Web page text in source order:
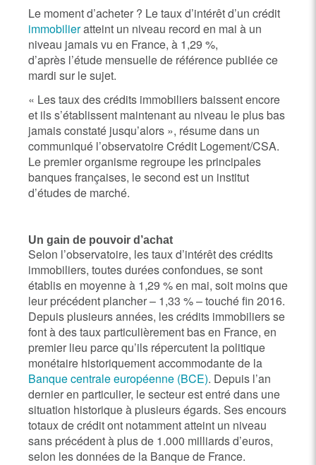
Le moment d’acheter ? Le taux d’intérêt d’un crédit
immobilieratteint un niveau record en mai à un
niveau jamais vu en France, à 1,29 %,
d’après l’étude mensuelle de référence publiée ce
mardi sur le sujet.
« Les taux des crédits immobiliers baissent encore
et ils s’établissent maintenant au niveau le plus bas
jamais constaté jusqu’alors », résume dans un
communiqué l’observatoire Crédit Logement/CSA.
Le premier organisme regroupe les principales
banques françaises, le second est un institut
d’études de marché.
Un gain de pouvoir d’achat
Selon l’observatoire, les taux d’intérêt des crédits
immobiliers, toutes durées confondues, se sont
établis en moyenne à 1,29 % en mai, soit moins que
leur précédent plancher – 1,33 % – touché fin 2016.
Depuis plusieurs années, les crédits immobiliers se
font à des taux particulièrement bas en France, en
premier lieu parce qu’ils répercutent la politique
monétaire historiquement accommodante de la
Banque centrale européenne (BCE). Depuis l’an
dernier en particulier, le secteur est entré dans une
situation historique à plusieurs égards. Ses encours
totaux de crédit ont notamment atteint un niveau
sans précédent à plus de 1.000 milliards d’euros,
selon les données de la Banque de France.